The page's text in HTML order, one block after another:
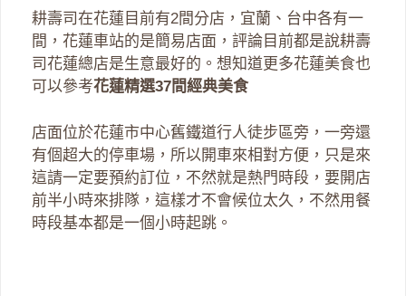
耕壽司在花蓮目前有2間分店，宜蘭、台中各有一
間，花蓮車站的是簡易店面，評論目前都是說耕壽
司花蓮總店是生意最好的。想知道更多花蓮美食也
可以參考花蓮精選37間經典美食
店面位於花蓮市中心舊鐵道行人徒步區旁，一旁還
有個超大的停車場，所以開車來相對方便，只是來
這請一定要預約訂位，不然就是熱門時段，要開店
前半小時來排隊，這樣才不會候位太久，不然用餐
時段基本都是一個小時起跳。